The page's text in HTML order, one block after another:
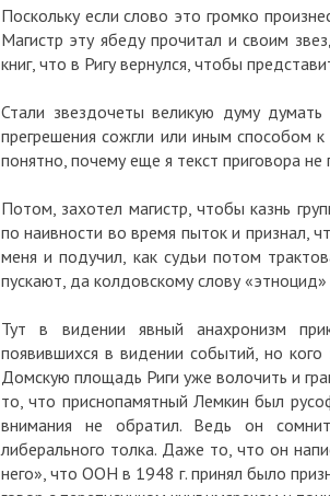
Поскольку если слово это громко
Магистр эту ябеду прочитал и своим
книг, что в Ригу вернулся, чтобы
Стали звездочеты великую думу
прегрешения сожгли или иным способом
понятно, почему еще я текст приговора
Потом, захотел магистр, чтобы казнь
по наивности во время пыток и признал,
меня и подучил, как судьи потом
пускают, да колдовскому слову «этноцид»
Тут в видении явный анахронизм
появившихся в видении событий, но кого
Домскую площадь Риги уже волочить и
то, что приснопамятный Лемкин был
внимания не обратил. Ведь он
либерального толка. Даже то, что он
него», что ООН в 1948 г. принял было